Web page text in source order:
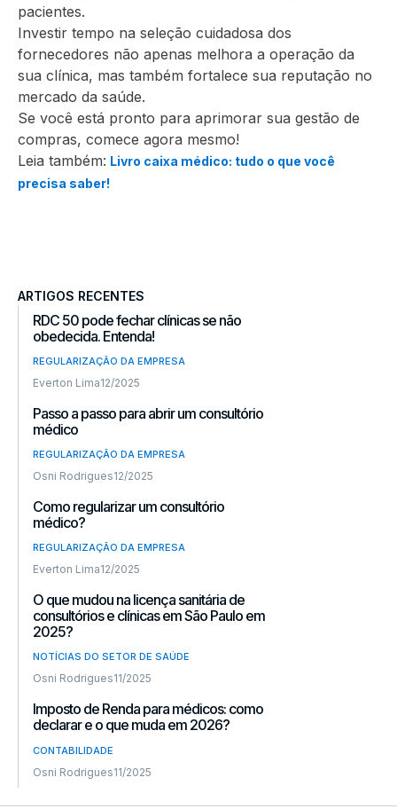
pacientes.
Investir tempo na seleção cuidadosa dos
fornecedores não apenas melhora a operação da
sua clínica, mas também fortalece sua reputação no
mercado da saúde.
Se você está pronto para aprimorar sua gestão de
compras, comece agora mesmo!
Leia também: Livro caixa médico: tudo o que você
precisa saber!
ARTIGOS RECENTES
RDC 50 pode fechar clínicas se não
obedecida. Entenda!
REGULARIZAÇÃO DA EMPRESA
Everton Lima12/2025
Passo a passo para abrir um consultório
médico
REGULARIZAÇÃO DA EMPRESA
Osni Rodrigues12/2025
Como regularizar um consultório
médico?
REGULARIZAÇÃO DA EMPRESA
Everton Lima12/2025
O que mudou na licença sanitária de
consultórios e clínicas em São Paulo em
2025?
NOTÍCIAS DO SETOR DE SAÚDE
Osni Rodrigues11/2025
Imposto de Renda para médicos: como
declarar e o que muda em 2026?
CONTABILIDADE
Osni Rodrigues11/2025